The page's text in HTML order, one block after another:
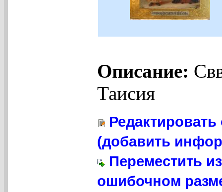
Описание:
Таисия
(добавить
Переместить
ошибочном